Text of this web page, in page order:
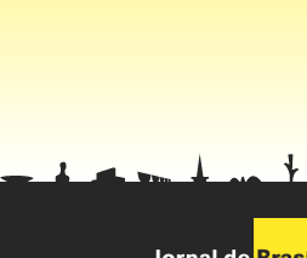
natural” do mercado e disse